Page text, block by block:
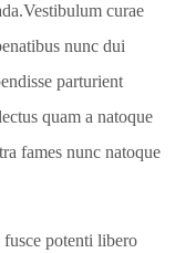
curae
nunc dui
parturient
quam a natoque
fames nunc natoque
potenti libero